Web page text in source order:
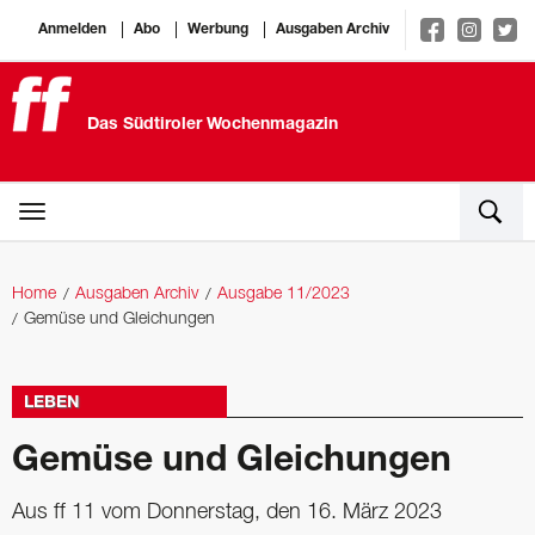
Anmelden Abo Werbung Ausgaben Archiv
Das Südtiroler Wochenmagazin
Home Ausgaben Archiv
Ausgabe 11/2023
Gemüse und Gleichungen
LEBEN
Gemüse und Gleichungen
Aus ff 11 vom Donnerstag, den 16. März 2023